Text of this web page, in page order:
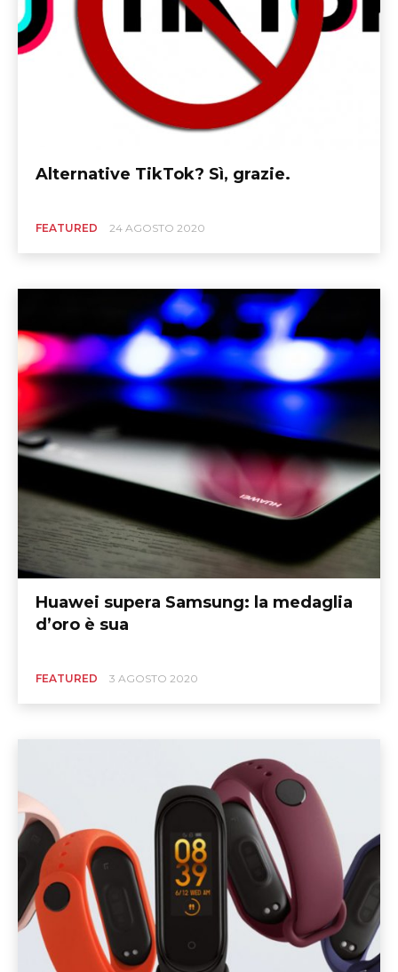
Alternative TikTok? Sì, grazie.
FEATURED 24 AGOSTO 2020
Huawei supera Samsung: la medaglia
d’oro è sua
FEATURED 3 AGOSTO 2020